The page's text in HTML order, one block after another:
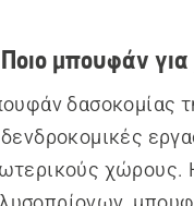
Ποιο μπουφάν
δασοκομίας
δενδροκομικές
χώρους.